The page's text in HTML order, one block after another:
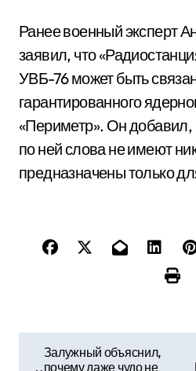
Ранее военный эксперт
заявил, что
УВБ-76 может быть
гарантированного
«Периметр». Он
по ней слова не имеют
предназначены только
Залужный объяснил,
почему даже чудо не